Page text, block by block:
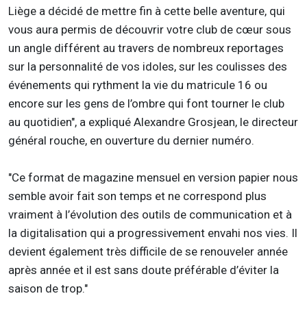
Liège a décidé de mettre fin à cette belle aventure, qui
vous aura permis de découvrir votre club de cœur sous
un angle différent au travers de nombreux reportages
sur la personnalité de vos idoles, sur les coulisses des
événements qui rythment la vie du matricule 16 ou
encore sur les gens de l’ombre qui font tourner le club
au quotidien", a expliqué Alexandre Grosjean, le directeur
général rouche, en ouverture du dernier numéro.
"Ce format de magazine mensuel en version papier nous
semble avoir fait son temps et ne correspond plus
vraiment à l’évolution des outils de communication et à
la digitalisation qui a progressivement envahi nos vies. Il
devient également très difficile de se renouveler année
après année et il est sans doute préférable d’éviter la
saison de trop."